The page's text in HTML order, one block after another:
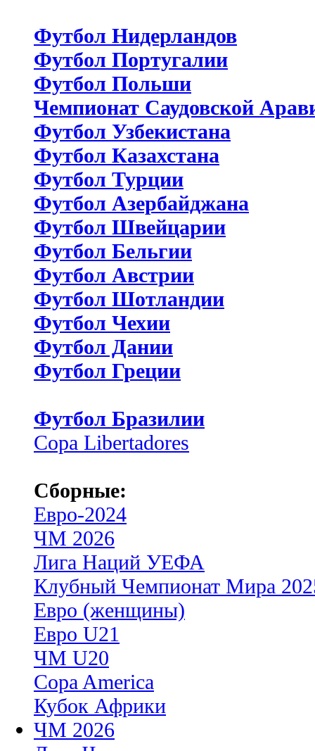
Футбол Нидерландов
Футбол Португалии
Футбол Польши
Чемпионат Саудовской
Футбол Узбекистана
Футбол Казахстана
Футбол Турции
Футбол Азербайджана
Футбол Швейцарии
Футбол Бельгии
Футбол Австрии
Футбол Шотландии
Футбол Чехии
Футбол Дании
Футбол Греции
Футбол Бразилии
Copa Libertadores
Сборные:
Евро-2024
ЧМ 2026
Лига Наций УЕФА
Клубный Чемпионат Мира
Евро (женщины)
Евро U21
ЧМ U20
Copa America
Кубок Африки
ЧМ 2026